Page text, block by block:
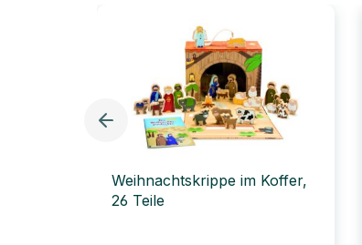
Weihnachtskrippe im Koffer,
26 Teile